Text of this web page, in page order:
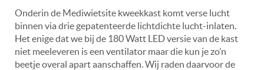
Onderin de Mediwietsite kweekkast komt verse lucht
binnen via drie gepatenteerde lichtdichte lucht-inlaten.
Het enige dat we bij de 180 Watt LED versie van de kast
niet meeleveren is een ventilator maar die kun je zo’n
beetje overal apart aanschaffen. Wij raden daarvoor de